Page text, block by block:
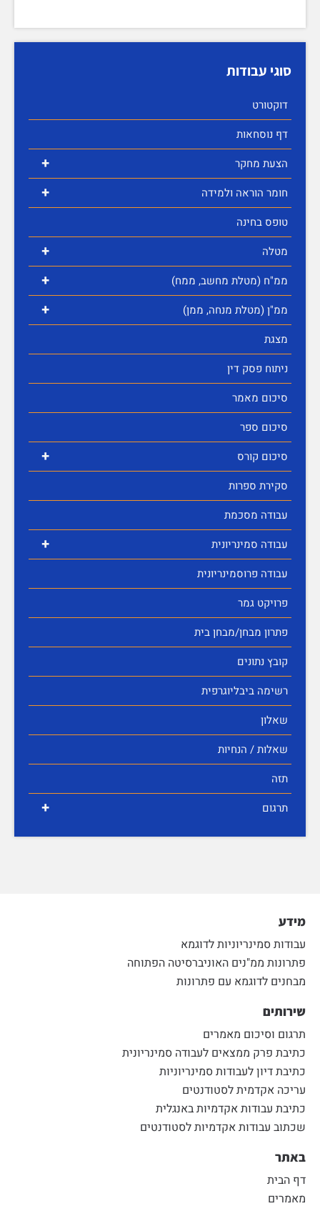
סוגי עבודות
דוקטורט
דף נוסחאות
+ הצעת מחקר
+
חומר הוראה ולמידה
טופס בחינה
+ מטלה
+ ממ"ח (מטלת מחשב, ממח)
+
ממ"ן (מטלת מנחה, ממן)
מצגת
ניתוח פסק דין
סיכום מאמר
סיכום ספר
+
סיכום קורס
סקירת ספרות
עבודה מסכמת
+
עבודה סמינריונית
עבודה פרוסמינריונית
פרויקט גמר
פתרון מבחן/מבחן בית
קובץ נתונים
רשימה ביבליוגרפית
שאלון
שאלות / הנחיות
תזה
+ תרגום
מידע
עבודות סמינריוניות לדוגמא
פתרונות ממ"נים האוניברסיטה הפתוחה
מבחנים לדוגמא עם פתרונות
שירותים
תרגום וסיכום מאמרים
כתיבת פרק ממצאים לעבודה סמינריונית
כתיבת דיון לעבודות סמינריוניות
עריכה אקדמית לסטודנטים
כתיבת עבודות אקדמיות באנגלית
שכתוב עבודות אקדמיות לסטודנטים
באתר
דף הבית
מאמרים